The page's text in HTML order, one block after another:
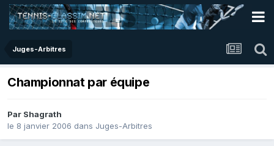
Juges-Arbitres
Championnat par équipe
Par Shagrath
le 8 janvier 2006 dans Juges-Arbitres